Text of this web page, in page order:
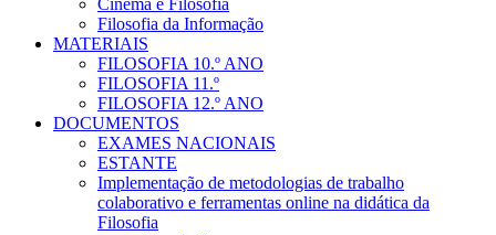
Cinema e Filosofia
Filosofia da Informação
MATERIAIS
FILOSOFIA 10.º ANO
FILOSOFIA 11.º
FILOSOFIA 12.º ANO
DOCUMENTOS
EXAMES NACIONAIS
ESTANTE
Implementação de metodologias de trabalho
colaborativo e ferramentas online na didática da
Filosofia